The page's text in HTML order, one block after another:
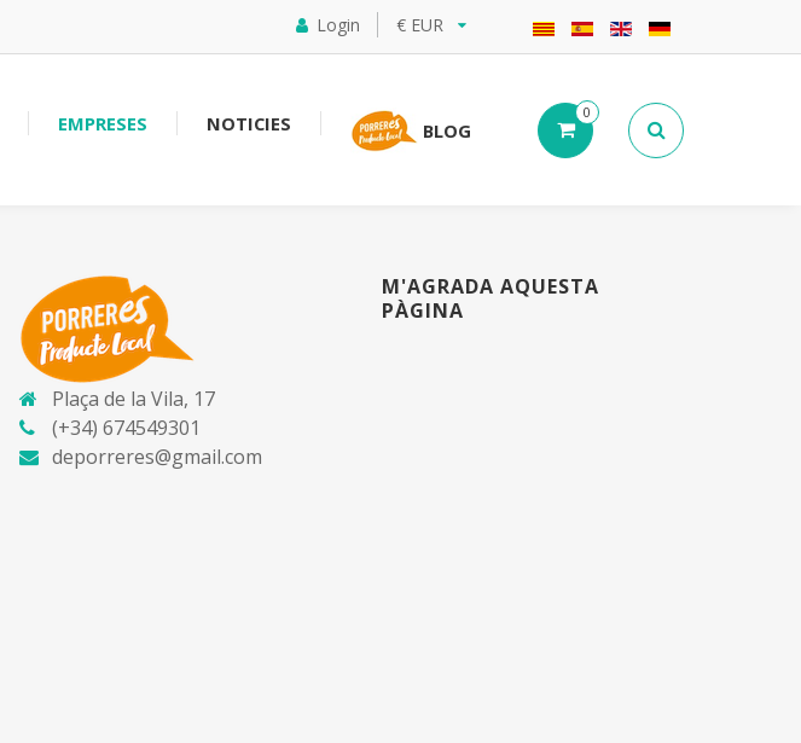
Login € EUR
EMPRESES NOTICIES BLOG
0
Plaça de la Vila, 17
(+34) 674549301
deporreres@gmail.com
M'AGRADA AQUESTA
PÀGINA